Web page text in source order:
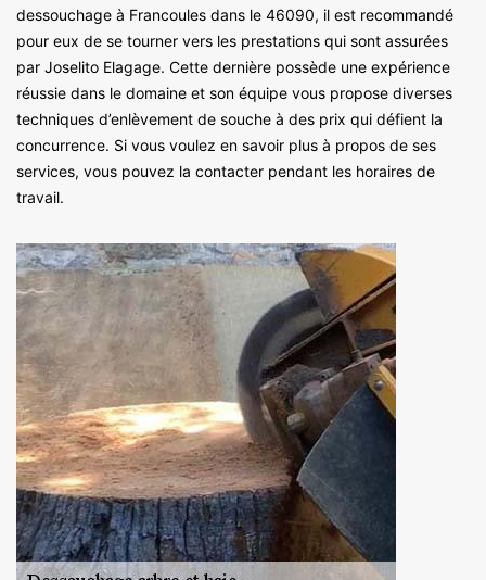
dessouchage à Francoules dans le 46090, il est recommandé
pour eux de se tourner vers les prestations qui sont assurées
par Joselito Elagage. Cette dernière possède une expérience
réussie dans le domaine et son équipe vous propose diverses
techniques d’enlèvement de souche à des prix qui défient la
concurrence. Si vous voulez en savoir plus à propos de ses
services, vous pouvez la contacter pendant les horaires de
travail.